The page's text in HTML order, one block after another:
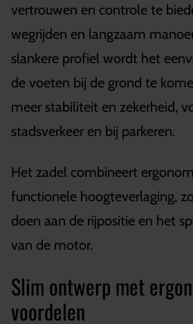
vertrouwen en controle te
wegrijden en langzaam
slankere profiel wordt het
de voeten bij de grond te
meer stabiliteit en zekerheid,
stadsverkeer en bij parkeren.
Het zadel combineert
functionele hoogteverlaging,
doen aan de rijpositie en het
van de motor.
Slim ontwerp met
voordelen